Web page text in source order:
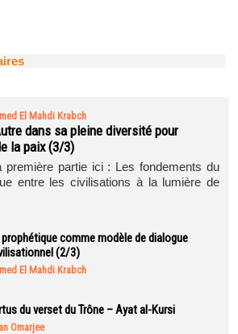
El Mahdi Krabch
dans sa pleine diversité pour
la paix (3/3)
première partie ici : Les fondements du
entre les civilisations à la lumière de
prophétique comme modèle de dialogue
(2/3)
El Mahdi Krabch
du verset du Trône – Ayat al-Kursi
Omarjee